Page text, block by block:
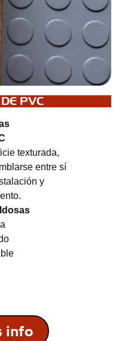
PVC
texturada,
entre sí
y
info